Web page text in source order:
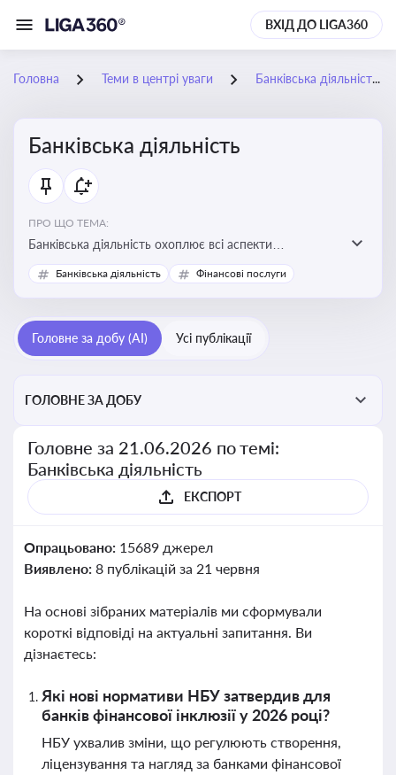
ВХІД ДО LIGA360
Головна Теми в центрі уваги Банківська діяльність
Банківська діяльність
ПРО ЩО ТЕМА:
Банківська діяльність охоплює всі аспекти
регулювання, нагляду та ліцензування банківських
установ
Банківська діяльність Фінансові послуги
Головне за добу (AI) Усі публікації
ГОЛОВНЕ ЗА ДОБУ
Головне за 21.06.2026 по темі:
Банківська діяльність
ЕКСПОРТ
Опрацьовано: 15689 джерел
Виявлено: 8 публікацій за 21 червня
На основі зібраних матеріалів ми сформували
короткі відповіді на актуальні запитання. Ви
дізнаєтесь:
Які нові нормативи НБУ затвердив для
банків фінансової інклюзії у 2026 році?
НБУ ухвалив зміни, що регулюють створення,
ліцензування та нагляд за банками фінансової